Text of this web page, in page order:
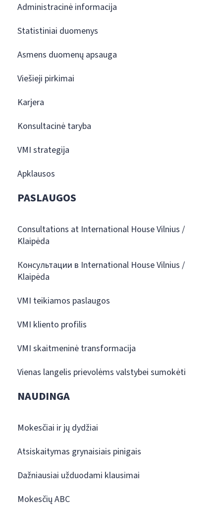
Administracinė informacija
Statistiniai duomenys
Asmens duomenų apsauga
Viešieji pirkimai
Karjera
Konsultacinė taryba
VMI strategija
Apklausos
PASLAUGOS
Consultations at International House Vilnius /
Klaipėda
Консультации в International House Vilnius /
Klaipėda
VMI teikiamos paslaugos
VMI kliento profilis
VMI skaitmeninė transformacija
Vienas langelis prievolėms valstybei sumokėti
NAUDINGA
Mokesčiai ir jų dydžiai
Atsiskaitymas grynaisiais pinigais
Dažniausiai užduodami klausimai
Mokesčių ABC